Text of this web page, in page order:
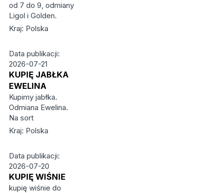
od 7 do 9, odmiany
Ligol i Golden.
Kraj: Polska
Data publikacji:
2026-07-21
KUPIĘ JABŁKA
EWELINA
Kupimy jabłka.
Odmiana Ewelina.
Na sort
Kraj: Polska
Data publikacji:
2026-07-20
KUPIĘ WIŚNIE
kupię wiśnie do